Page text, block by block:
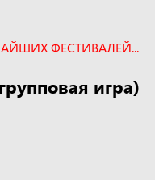
ФЕСТИВАЛЕЙ...
игра)